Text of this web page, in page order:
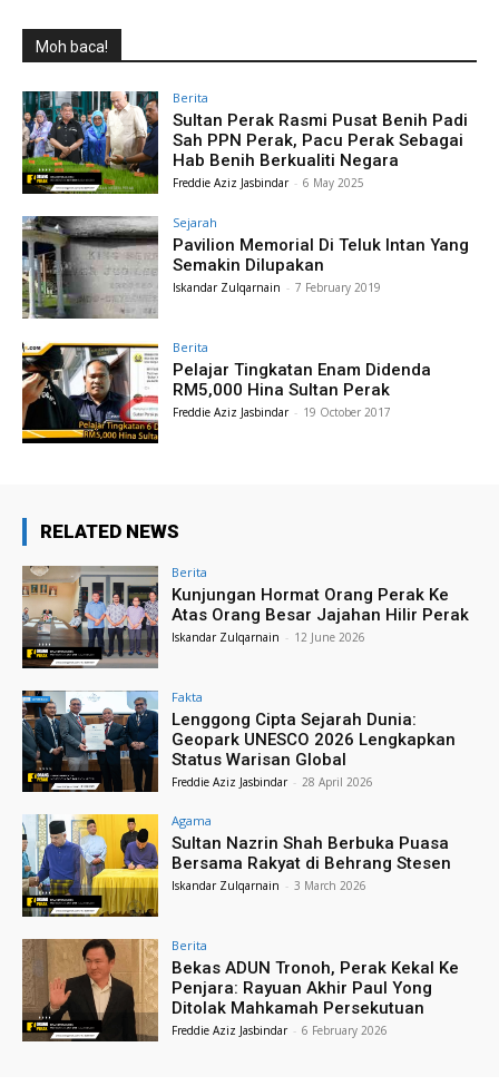
Moh baca!
Berita
Sultan Perak Rasmi Pusat Benih Padi
Sah PPN Perak, Pacu Perak Sebagai
Hab Benih Berkualiti Negara
Freddie Aziz Jasbindar - 6 May 2025
Sejarah
Pavilion Memorial Di Teluk Intan Yang
Semakin Dilupakan
Iskandar Zulqarnain - 7 February 2019
Berita
Pelajar Tingkatan Enam Didenda
RM5,000 Hina Sultan Perak
Freddie Aziz Jasbindar - 19 October 2017
RELATED NEWS
Berita
Kunjungan Hormat Orang Perak Ke
Atas Orang Besar Jajahan Hilir Perak
Iskandar Zulqarnain - 12 June 2026
Fakta
Lenggong Cipta Sejarah Dunia:
Geopark UNESCO 2026 Lengkapkan
Status Warisan Global
Freddie Aziz Jasbindar - 28 April 2026
Agama
Sultan Nazrin Shah Berbuka Puasa
Bersama Rakyat di Behrang Stesen
Iskandar Zulqarnain - 3 March 2026
Berita
Bekas ADUN Tronoh, Perak Kekal Ke
Penjara: Rayuan Akhir Paul Yong
Ditolak Mahkamah Persekutuan
Freddie Aziz Jasbindar - 6 February 2026